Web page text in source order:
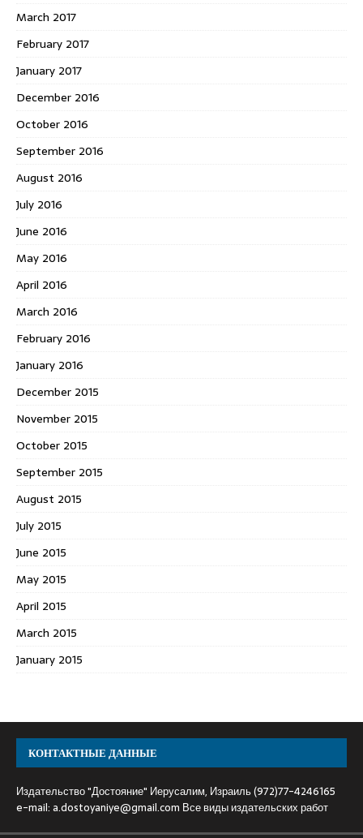
March 2017
February 2017
January 2017
December 2016
October 2016
September 2016
August 2016
July 2016
June 2016
May 2016
April 2016
March 2016
February 2016
January 2016
December 2015
November 2015
October 2015
September 2015
August 2015
July 2015
June 2015
May 2015
April 2015
March 2015
January 2015
КОНТАКТНЫЕ ДАННЫЕ
Издательство "Достояние" Иерусалим, Израиль (972)77-4246165
e-mail:a.dostoyaniye@gmail.com Все виды издательских работ